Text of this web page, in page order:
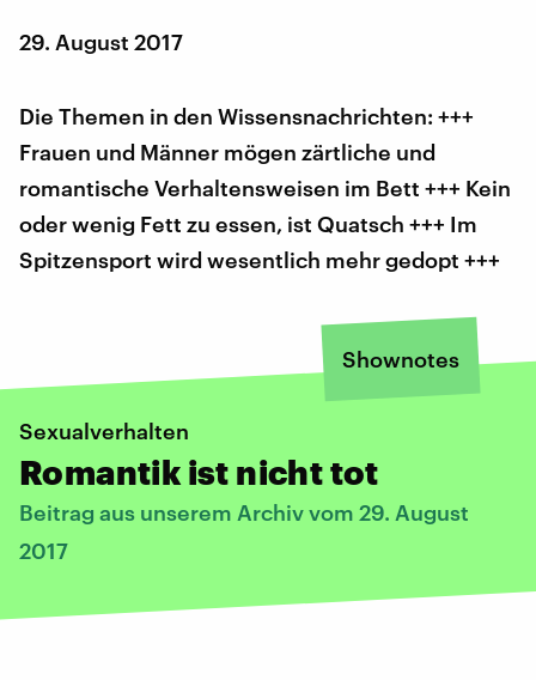
29. August 2017
Die Themen in den Wissensnachrichten: +++
Frauen und Männer mögen zärtliche und
romantische Verhaltensweisen im Bett +++ Kein
oder wenig Fett zu essen, ist Quatsch +++ Im
Spitzensport wird wesentlich mehr gedopt +++
Shownotes
Sexualverhalten
Romantik ist nicht tot
Beitrag aus unserem Archiv vom 29. August
2017